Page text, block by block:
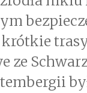
krótkie
ze